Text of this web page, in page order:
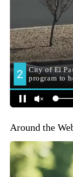
Around the